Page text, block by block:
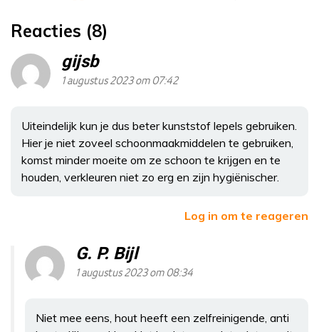
Reacties (8)
gijsb
1 augustus 2023 om 07:42
Uiteindelijk kun je dus beter kunststof lepels gebruiken.
Hier je niet zoveel schoonmaakmiddelen te gebruiken,
komst minder moeite om ze schoon te krijgen en te
houden, verkleuren niet zo erg en zijn hygiënischer.
Log in om te reageren
G. P. Bijl
1 augustus 2023 om 08:34
Niet mee eens, hout heeft een zelfreinigende, anti